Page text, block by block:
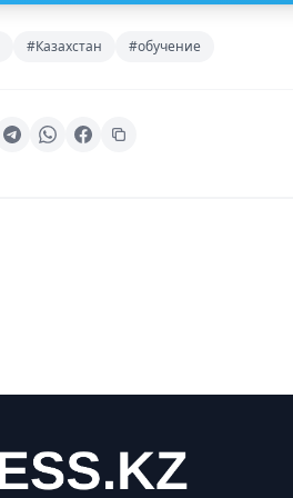
#Казахстан #обучение